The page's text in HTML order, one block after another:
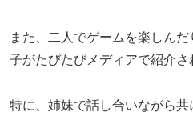
また、二人でゲームを楽しん
子がたびたびメディアで紹介さ
特に、姉妹で話し合いながら